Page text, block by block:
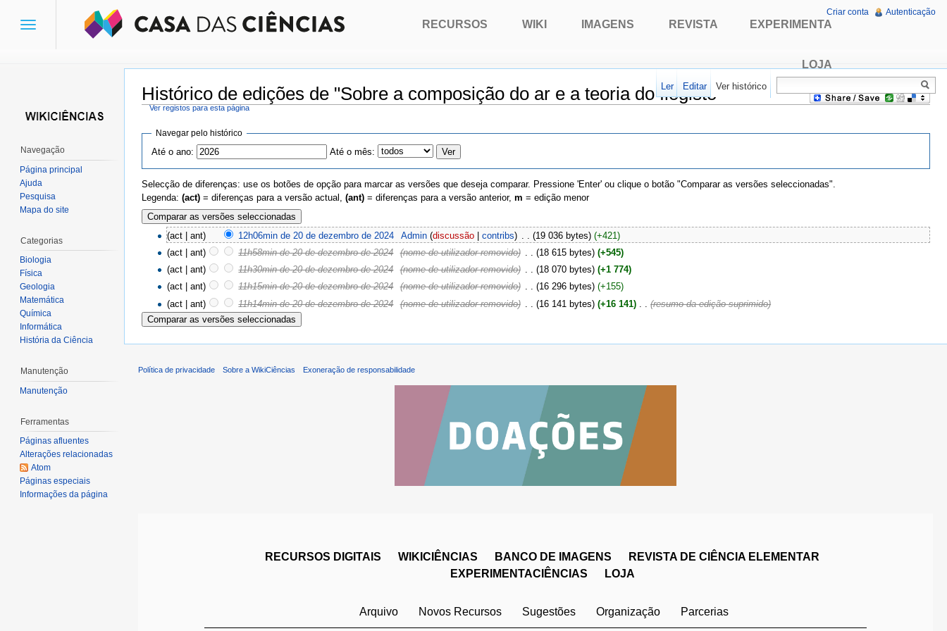
Histórico de edições de "Sobre a composição do ar e a teoria do flogisto"
Ver registos para esta página
Navegar pelo histórico
Até o ano: Até o mês:
Selecção de diferenças: use os botões de opção para marcar as versões que deseja comparar. Pressione 'Enter' ou clique o botão "Comparar as versões seleccionadas".
Legenda: (act) = diferenças para a versão actual, (ant) = diferenças para a versão anterior, m = edição menor
(act | ant) 12h06min de 20 de dezembro de 2024 Admin (discussão| contribs) (19 036 bytes) (+421)
(act | ant)
11h58min de 20 de dezembro de 2024‎ (nome de utilizador removido) (18 615 bytes) (+545)
(act | ant)
11h30min de 20 de dezembro de 2024‎ (nome de utilizador removido) . . (18 070 bytes) (+1 774)
(act | ant)
11h15min de 20 de dezembro de 2024‎ (nome de utilizador removido) . . (16 296 bytes) (+155)
(act | ant)
11h14min de 20 de dezembro de 2024‎ (nome de utilizador removido) (16 141 bytes) (+16 141) (resumo da edição suprimido)
Toggle
RECURSOS WIKI IMAGENS REVISTA EXPERIMENTA
LOJA
Criar conta Autenticação
Ler Editar Ver histórico
Navegação
Página principal
Ajuda
Pesquisa
Mapa do site
Categorias
Biologia
Física
Geologia
Matemática
Química
Informática
História da Ciência
Manutenção
Manutenção
Ferramentas
Páginas afluentes
Alterações relacionadas
Atom
Páginas especiais
Informações da página
Política de privacidade Sobre a WikiCiências Exoneração de responsabilidade
RECURSOS DIGITAIS WIKICIÊNCIAS BANCO DE IMAGENS
REVISTA DE CIÊNCIA ELEMENTAR
EXPERIMENTACIÊNCIAS
LOJA
Arquivo Novos Recursos Sugestões Organização Parcerias